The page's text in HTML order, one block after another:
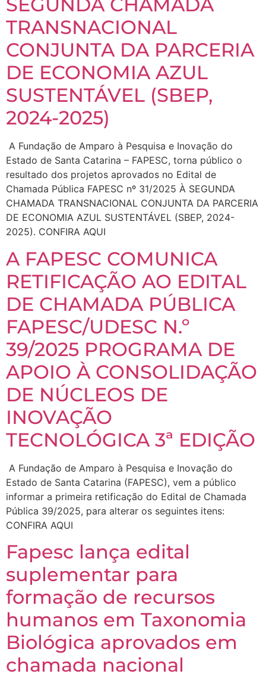
TRANSNACIONAL
CONJUNTA DA PARCERIA
DE ECONOMIA AZUL
SUSTENTÁVEL (SBEP,
2024-2025)
A Fundação de Amparo à Pesquisa e Inovação do
Estado de Santa Catarina – FAPESC, torna público o
resultado dos projetos aprovados no Edital de
Chamada Pública FAPESC nº 31/2025 À SEGUNDA
CHAMADA TRANSNACIONAL CONJUNTA DA PARCERIA
DE ECONOMIA AZUL SUSTENTÁVEL (SBEP, 2024-
2025). CONFIRA AQUI
A FAPESC COMUNICA
RETIFICAÇÃO AO EDITAL
DE CHAMADA PÚBLICA
FAPESC/UDESC N.º
39/2025 PROGRAMA DE
APOIO À CONSOLIDAÇÃO
DE NÚCLEOS DE
INOVAÇÃO
TECNOLÓGICA 3ª EDIÇÃO
A Fundação de Amparo à Pesquisa e Inovação do
Estado de Santa Catarina (FAPESC), vem a público
informar a primeira retificação do Edital de Chamada
Pública 39/2025, para alterar os seguintes itens:
CONFIRA AQUI
Fapesc lança edital
suplementar para
formação de recursos
humanos em Taxonomia
Biológica aprovados em
chamada nacional